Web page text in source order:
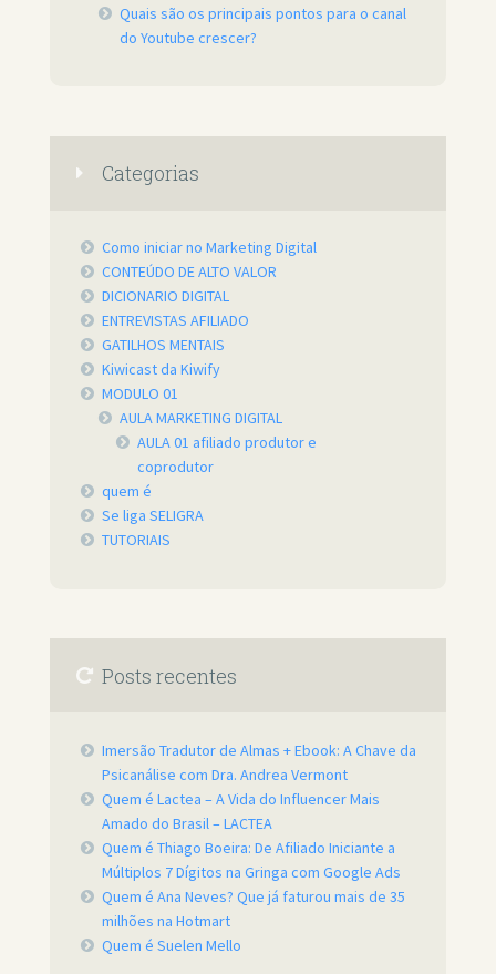
Quais são os principais pontos para o canal
do Youtube crescer?
Categorias
Como iniciar no Marketing Digital
CONTEÚDO DE ALTO VALOR
DICIONARIO DIGITAL
ENTREVISTAS AFILIADO
GATILHOS MENTAIS
Kiwicast da Kiwify
MODULO 01
AULA MARKETING DIGITAL
AULA 01 afiliado produtor e
coprodutor
quem é
Se liga SELIGRA
TUTORIAIS
Posts recentes
Imersão Tradutor de Almas + Ebook: A Chave da
Psicanálise com Dra. Andrea Vermont
Quem é Lactea – A Vida do Influencer Mais
Amado do Brasil – LACTEA
Quem é Thiago Boeira: De Afiliado Iniciante a
Múltiplos 7 Dígitos na Gringa com Google Ads
Quem é Ana Neves? Que já faturou mais de 35
milhões na Hotmart
Quem é Suelen Mello